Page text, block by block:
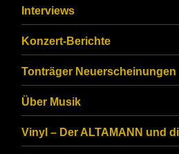
that
you
are
human.
Interviews
Konzert-Berichte
Tonträger Neuerscheinungen
Über Musik
Vinyl – Der ALTAMANN und